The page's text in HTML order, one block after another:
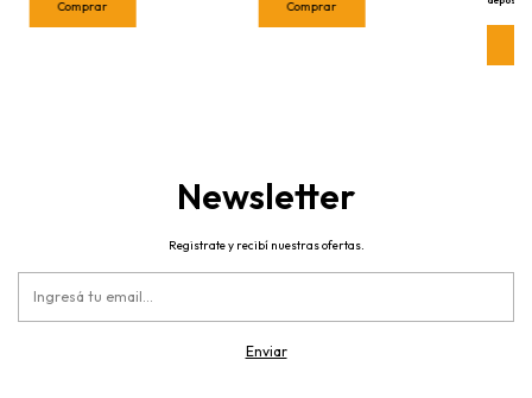
Newsletter
Registrate y recibí nuestras ofertas.